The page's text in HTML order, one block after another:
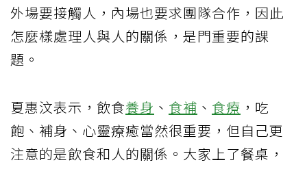
外場要接觸人，內場也要求團隊合作，因此
怎麼樣處理人與人的關係，是門重要的課
題。
夏惠汶表示，飲食養身 、 食補 、 食療 ，吃
飽、補身、心靈療癒當然很重要，但自己更
注意的是飲食和人的關係。大家上了餐桌，